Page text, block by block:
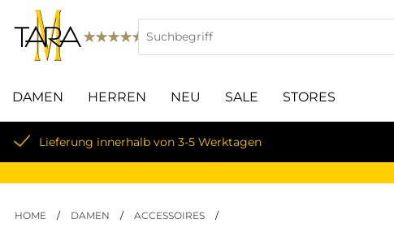
DAMEN HERREN NEU SALE STORES
Lieferung innerhalb von 3-5 Werktagen
HOME / DAMEN / ACCESSOIRES /